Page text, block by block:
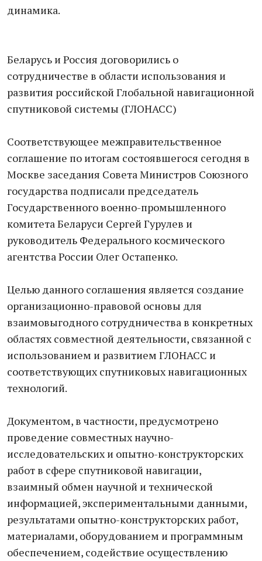
динамика.
Беларусь и Россия договорились о
сотрудничестве в области использования и
развития российской Глобальной навигационной
спутниковой системы (ГЛОНАСС)
Соответствующее межправительственное
соглашение по итогам состоявшегося сегодня в
Москве заседания Совета Министров Союзного
государства подписали председатель
Государственного военно-промышленного
комитета Беларуси Сергей Гурулев и
руководитель Федерального космического
агентства России Олег Остапенко.
Целью данного соглашения является создание
организационно-правовой основы для
взаимовыгодного сотрудничества в конкретных
областях совместной деятельности, связанной с
использованием и развитием ГЛОНАСС и
соответствующих спутниковых навигационных
технологий.
Документом, в частности, предусмотрено
проведение совместных научно-
исследовательских и опытно-конструкторских
работ в сфере спутниковой навигации,
взаимный обмен научной и технической
информацией, экспериментальными данными,
результатами опытно-конструкторских работ,
материалами, оборудованием и программным
обеспечением, содействие осуществлению